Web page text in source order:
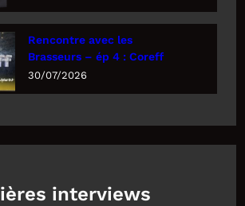
Rencontre avec les
Brasseurs – ép 4 : Coreff
30/07/2026
interviews